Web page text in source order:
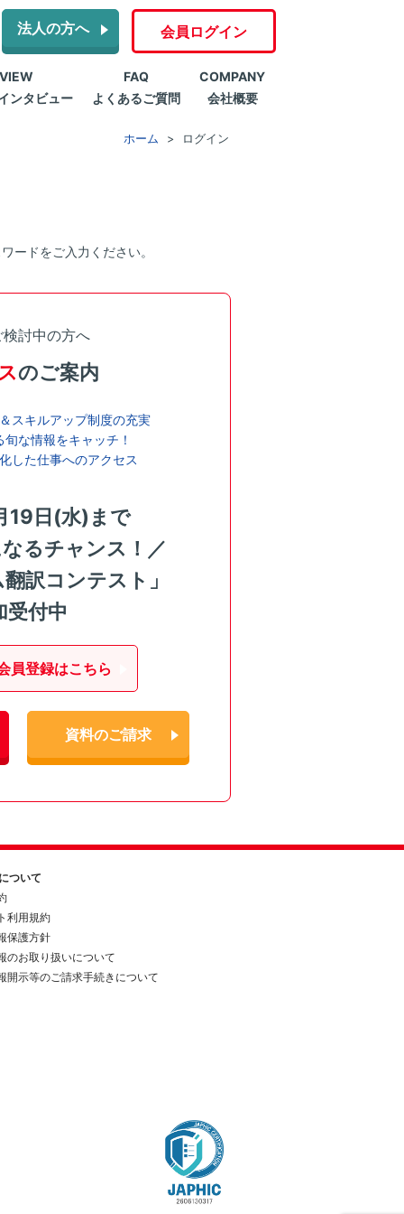
法人の方へ 会員ログイン
ンタビュー
FAQ
よくあるご質問
COMPANY
会社概要
ホーム ログイン
ードをご入力ください。
討中の方へ
のご案内
スキルアップ制度の充実
な情報をキャッチ！
した仕事へのアクセス
19日(水)まで
るチャンス！／
訳コンテスト」
受付中
員登録はこちら
資料のご請求
ついて
利用規約
保護方針
のお取り扱いについて
開示等のご請求手続きについて